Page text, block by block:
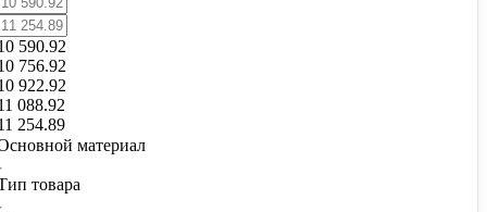
590.92
756.92
922.92
088.92
254.89
материал
товара